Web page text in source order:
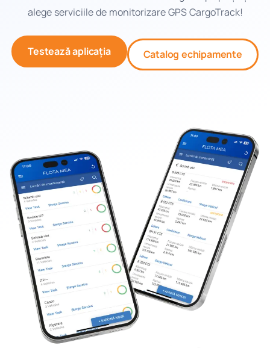
alege serviciile de monitorizare GPS CargoTrack!
Testează aplicația Catalog echipamente